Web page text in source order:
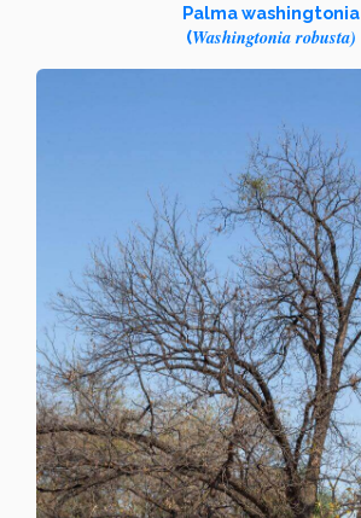
Palma washingtonia
(Washingtonia robusta)